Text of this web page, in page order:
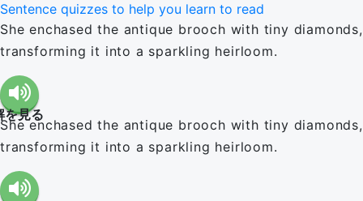
(en-GB)
Sentence quizzes to help you learn to read
She enchased the antique brooch with tiny diamonds,
transforming it into a sparkling heirloom.
を見る
She enchased the antique brooch with tiny diamonds,
transforming it into a sparkling heirloom.